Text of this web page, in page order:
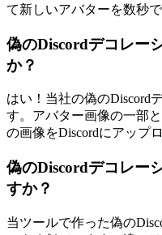
て新しいアバターを数秒で
偽のDiscordデコレー
か？
はい！当社の偽のDiscord
す。アバター画像の一部
の画像をDiscordにアップ
偽のDiscordデコレー
すか？
当ツールで作った偽の